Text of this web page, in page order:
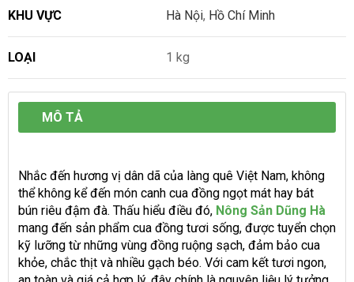
KHU VỰC Hà Nội, Hồ Chí Minh
LOẠI 1 kg
MÔ TẢ
Nhắc đến hương vị dân dã của làng quê Việt Nam, không
thể không kể đến món canh cua đồng ngọt mát hay bát
bún riêu đậm đà. Thấu hiểu điều đó, Nông Sản Dũng Hà
mang đến sản phẩm cua đồng tươi sống, được tuyển chọn
kỹ lưỡng từ những vùng đồng ruộng sạch, đảm bảo cua
khỏe, chắc thịt và nhiều gạch béo. Với cam kết tươi ngon,